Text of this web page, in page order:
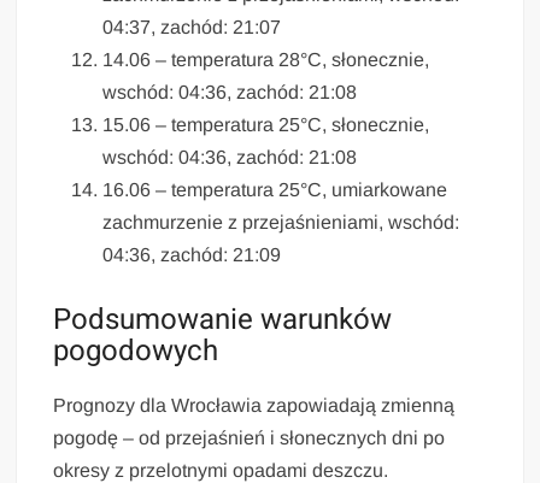
04:37, zachód: 21:07
14.06 – temperatura 28°C, słonecznie,
wschód: 04:36, zachód: 21:08
15.06 – temperatura 25°C, słonecznie,
wschód: 04:36, zachód: 21:08
16.06 – temperatura 25°C, umiarkowane
zachmurzenie z przejaśnieniami, wschód:
04:36, zachód: 21:09
Podsumowanie warunków
pogodowych
Prognozy dla Wrocławia zapowiadają zmienną
pogodę – od przejaśnień i słonecznych dni po
okresy z przelotnymi opadami deszczu.